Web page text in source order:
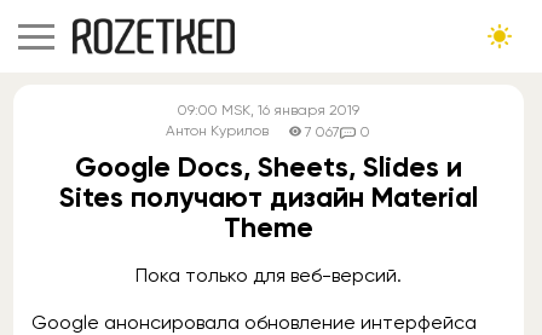
09:00 MSK, 16 января 2019
Антон Курилов
7 067 0
Google Docs, Sheets, Slides и
Sites получают дизайн Material
Theme
Пока только для веб-версий.
Google анонсировала обновление интерфейса